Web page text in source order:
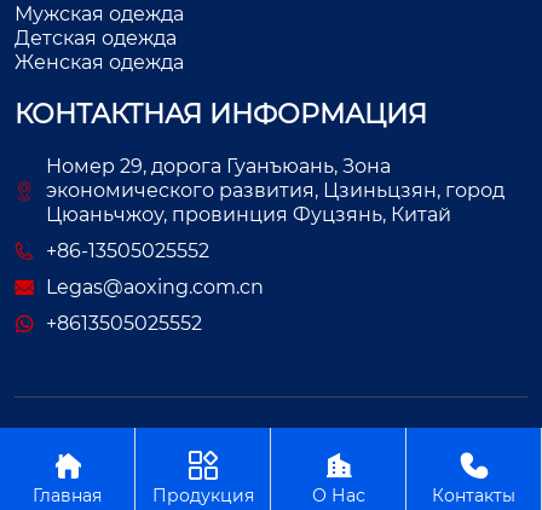
Мужская одежда
Детская одежда
Женская одежда
КОНТАКТНАЯ ИНФОРМАЦИЯ
Номер 29, дорога Гуанъюань, Зона
экономического развития, Цзиньцзян, город
Цюаньчжоу, провинция Фуцзянь, Китай
+86-13505025552
Legas@aoxing.com.cn
+8613505025552

Главная

Продукция

О Нас

Контакты